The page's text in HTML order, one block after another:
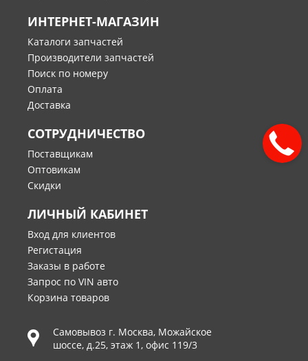
ИНТЕРНЕТ-МАГАЗИН
Каталоги запчастей
Производители запчастей
Поиск по номеру
Оплата
Доставка
СОТРУДНИЧЕСТВО
Поставщикам
Оптовикам
Скидки
ЛИЧНЫЙ КАБИНЕТ
Вход для клиентов
Регистация
Заказы в работе
Запрос по VIN авто
Корзина товаров
Самовывоз г. Москва, Можайское
шоссе, д.25, этаж 1, офис 119/3